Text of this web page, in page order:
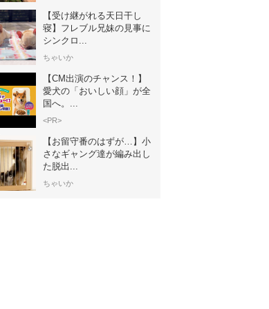
【受け継がれる天日干し
寝】フレブル兄妹の見事に
シンクロ...
ちゃいか
【CM出演のチャンス！】
愛犬の「おいしい顔」が全
国へ。...
<PR>
【お留守番のはずが…】小
さなギャング達が編み出し
た脱出...
ちゃいか